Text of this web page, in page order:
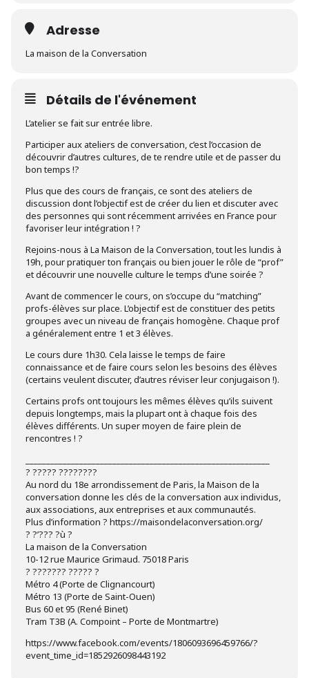
Adresse
La maison de la Conversation
Détails de l'événement
L’atelier se fait sur entrée libre.
Participer aux ateliers de conversation, c’est l’occasion de
découvrir d’autres cultures, de te rendre utile et de passer du
bon temps !?
Plus que des cours de français, ce sont des ateliers de
discussion dont l’objectif est de créer du lien et discuter avec
des personnes qui sont récemment arrivées en France pour
favoriser leur intégration ! ?
Rejoins-nous à La Maison de la Conversation, tout les lundis à
19h, pour pratiquer ton français ou bien jouer le rôle de “prof”
et découvrir une nouvelle culture le temps d’une soirée ?
Avant de commencer le cours, on s’occupe du “matching”
profs-élèves sur place. L’objectif est de constituer des petits
groupes avec un niveau de français homogène. Chaque prof
a généralement entre 1 et 3 élèves.
Le cours dure 1h30. Cela laisse le temps de faire
connaissance et de faire cours selon les besoins des élèves
(certains veulent discuter, d’autres réviser leur conjugaison !).
Certains profs ont toujours les mêmes élèves qu’ils suivent
depuis longtemps, mais la plupart ont à chaque fois des
élèves différents. Un super moyen de faire plein de
rencontres ! ?
? ????? ????????
Au nord du 18e arrondissement de Paris, la Maison de la
conversation donne les clés de la conversation aux individus,
aux associations, aux entreprises et aux communautés.
Plus d’information ? https://maisondelaconversation.org/
? ?’??? ?ù ?
La maison de la Conversation
10-12 rue Maurice Grimaud. 75018 Paris
? ??????? ????? ?
Métro 4 (Porte de Clignancourt)
Métro 13 (Porte de Saint-Ouen)
Bus 60 et 95 (René Binet)
Tram T3B (A. Compoint – Porte de Montmartre)
https://www.facebook.com/events/1806093696459766/?
event_time_id=1852926098443192